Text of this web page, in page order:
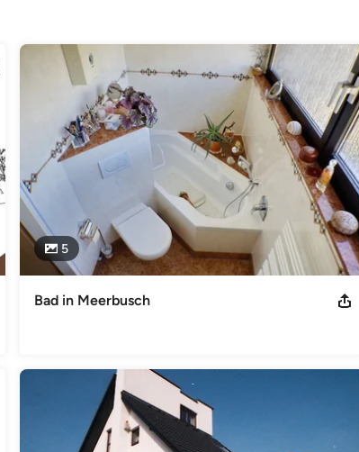
von 2 Investorwettbewerben, Mitarbeit an mehreren
Krefeld, BRD - Germany TELEFON: +49 (0)2151-80 20 55 /
Mitglied der Architekenkammer NW, Berufsrechtliche
zum Baukammerngesetz (DVO BauKG
die genannten berufsrechtlichen Regelungen zum Beispiel
/ Gesetze, Verordnungen“. Der direkte Link lautet:
Id Nr.: DE 120216591
5
Bad in Meerbusch